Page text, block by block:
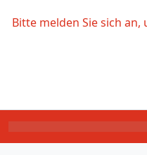
Bitte melden Sie sich